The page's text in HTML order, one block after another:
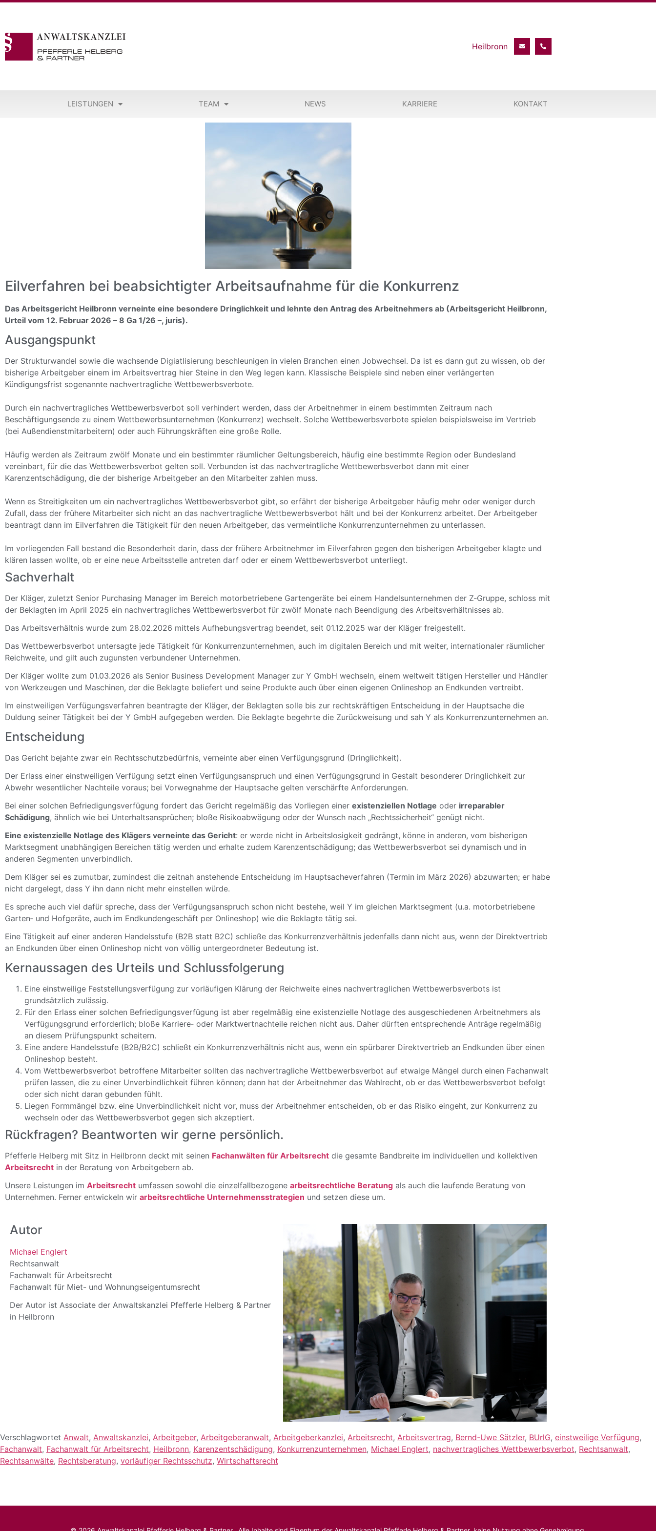
LEISTUNGEN TEAM NEWS KARRIERE KONTAKT
Eilverfahren bei beabsichtigter Arbeitsaufnahme für die Konkurrenz
Das Arbeitsgericht Heilbronn verneinte eine besondere Dringlichkeit und lehnte den Antrag des Arbeitnehmers ab (Arbeitsgericht Heilbronn,
Urteil vom 12. Februar 2026 – 8 Ga 1/26 –, juris).
Ausgangspunkt
Der Strukturwandel sowie die wachsende Digiatlisierung beschleunigen in vielen Branchen einen Jobwechsel. Da ist es dann gut zu wissen, ob der
bisherige Arbeitgeber einem im Arbeitsvertrag hier Steine in den Weg legen kann. Klassische Beispiele sind neben einer verlängerten
Kündigungsfrist sogenannte nachvertragliche Wettbewerbsverbote.
Durch ein nachvertragliches Wettbewerbsverbot soll verhindert werden, dass der Arbeitnehmer in einem bestimmten Zeitraum nach
Beschäftigungsende zu einem Wettbewerbsunternehmen (Konkurrenz) wechselt. Solche Wettbewerbsverbote spielen beispielsweise im Vertrieb
(bei Außendienstmitarbeitern) oder auch Führungskräften eine große Rolle.
Häufig werden als Zeitraum zwölf Monate und ein bestimmter räumlicher Geltungsbereich, häufig eine bestimmte Region oder Bundesland
vereinbart, für die das Wettbewerbsverbot gelten soll. Verbunden ist das nachvertragliche Wettbewerbsverbot dann mit einer
Karenzentschädigung, die der bisherige Arbeitgeber an den Mitarbeiter zahlen muss.
Wenn es Streitigkeiten um ein nachvertragliches Wettbewerbsverbot gibt, so erfährt der bisherige Arbeitgeber häufig mehr oder weniger durch
Zufall, dass der frühere Mitarbeiter sich nicht an das nachvertragliche Wettbewerbsverbot hält und bei der Konkurrenz arbeitet. Der Arbeitgeber
beantragt dann im Eilverfahren die Tätigkeit für den neuen Arbeitgeber, das vermeintliche Konkurrenzunternehmen zu unterlassen.
Im vorliegenden Fall bestand die Besonderheit darin, dass der frühere Arbeitnehmer im Eilverfahren gegen den bisherigen Arbeitgeber klagte und
klären lassen wollte, ob er eine neue Arbeitsstelle antreten darf oder er einem Wettbewerbsverbot unterliegt.
Sachverhalt
Der Kläger, zuletzt Senior Purchasing Manager im Bereich motorbetriebene Gartengeräte bei einem Handelsunternehmen der Z‑Gruppe, schloss mit
der Beklagten im April 2025 ein nachvertragliches Wettbewerbsverbot für zwölf Monate nach Beendigung des Arbeitsverhältnisses ab.
Das Arbeitsverhältnis wurde zum 28.02.2026 mittels Aufhebungsvertrag beendet, seit 01.12.2025 war der Kläger freigestellt.
Das Wettbewerbsverbot untersagte jede Tätigkeit für Konkurrenzunternehmen, auch im digitalen Bereich und mit weiter, internationaler räumlicher
Reichweite, und gilt auch zugunsten verbundener Unternehmen.
Der Kläger wollte zum 01.03.2026 als Senior Business Development Manager zur Y GmbH wechseln, einem weltweit tätigen Hersteller und Händler
von Werkzeugen und Maschinen, der die Beklagte beliefert und seine Produkte auch über einen eigenen Onlineshop an Endkunden vertreibt.
Im einstweiligen Verfügungsverfahren beantragte der Kläger, der Beklagten solle bis zur rechtskräftigen Entscheidung in der Hauptsache die
Duldung seiner Tätigkeit bei der Y GmbH aufgegeben werden. Die Beklagte begehrte die Zurückweisung und sah Y als Konkurrenzunternehmen an.
Entscheidung
Das Gericht bejahte zwar ein Rechtsschutzbedürfnis, verneinte aber einen Verfügungsgrund (Dringlichkeit).
Der Erlass einer einstweiligen Verfügung setzt einen Verfügungsanspruch und einen Verfügungsgrund in Gestalt besonderer Dringlichkeit zur
Abwehr wesentlicher Nachteile voraus; bei Vorwegnahme der Hauptsache gelten verschärfte Anforderungen.
Bei einer solchen Befriedigungsverfügung fordert das Gericht regelmäßig das Vorliegen einer existenziellen Notlage oder irreparabler
Schädigung, ähnlich wie bei Unterhaltsansprüchen; bloße Risikoabwägung oder der Wunsch nach „Rechtssicherheit“ genügt nicht.
Eine existenzielle Notlage des Klägers verneinte das Gericht: er werde nicht in Arbeitslosigkeit gedrängt, könne in anderen, vom bisherigen
Marktsegment unabhängigen Bereichen tätig werden und erhalte zudem Karenzentschädigung; das Wettbewerbsverbot sei dynamisch und in
anderen Segmenten unverbindlich.
Dem Kläger sei es zumutbar, zumindest die zeitnah anstehende Entscheidung im Hauptsacheverfahren (Termin im März 2026) abzuwarten; er habe
nicht dargelegt, dass Y ihn dann nicht mehr einstellen würde.
Es spreche auch viel dafür spreche, dass der Verfügungsanspruch schon nicht bestehe, weil Y im gleichen Marktsegment (u.a. motorbetriebene
Garten‑ und Hofgeräte, auch im Endkundengeschäft per Onlineshop) wie die Beklagte tätig sei.
Eine Tätigkeit auf einer anderen Handelsstufe (B2B statt B2C) schließe das Konkurrenzverhältnis jedenfalls dann nicht aus, wenn der Direktvertrieb
an Endkunden über einen Onlineshop nicht von völlig untergeordneter Bedeutung ist.
Kernaussagen des Urteils und Schlussfolgerung
Eine einstweilige Feststellungsverfügung zur vorläufigen Klärung der Reichweite eines nachvertraglichen Wettbewerbsverbots ist
grundsätzlich zulässig.
Für den Erlass einer solchen Befriedigungsverfügung ist aber regelmäßig eine existenzielle Notlage des ausgeschiedenen Arbeitnehmers als
Verfügungsgrund erforderlich; bloße Karriere‑ oder Marktwertnachteile reichen nicht aus. Daher dürften entsprechende Anträge regelmäßig
an diesem Prüfungspunkt scheitern.
Eine andere Handelsstufe (B2B/B2C) schließt ein Konkurrenzverhältnis nicht aus, wenn ein spürbarer Direktvertrieb an Endkunden über einen
Onlineshop besteht.
Vom Wettbewerbsverbot betroffene Mitarbeiter sollten das nachvertragliche Wettbewerbsverbot auf etwaige Mängel durch einen Fachanwalt
prüfen lassen, die zu einer Unverbindlichkeit führen können; dann hat der Arbeitnehmer das Wahlrecht, ob er das Wettbewerbsverbot befolgt
oder sich nicht daran gebunden fühlt.
Liegen Formmängel bzw. eine Unverbindlichkeit nicht vor, muss der Arbeitnehmer entscheiden, ob er das Risiko eingeht, zur Konkurrenz zu
wechseln oder das Wettbewerbsverbot gegen sich akzeptiert.
Rückfragen? Beantworten wir gerne persönlich.
Pfefferle Helberg mit Sitz in Heilbronn deckt mit seinen Fachanwälten für Arbeitsrecht die gesamte Bandbreite im individuellen und kollektiven
Arbeitsrecht in der Beratung von Arbeitgebern ab.
Unsere Leistungen im Arbeitsrecht umfassen sowohl die einzelfallbezogene arbeitsrechtliche Beratung als auch die laufende Beratung von
Unternehmen. Ferner entwickeln wir arbeitsrechtliche Unternehmensstrategien und setzen diese um.
Autor
Michael Englert
Rechtsanwalt
Fachanwalt für Arbeitsrecht
Fachanwalt für Miet- und Wohnungseigentumsrecht
Der Autor ist Associate der Anwaltskanzlei Pfefferle Helberg & Partner
in Heilbronn
Verschlagwortet Anwalt, Anwaltskanzlei, Arbeitgeber, Arbeitgeberanwalt, Arbeitgeberkanzlei, Arbeitsrecht, Arbeitsvertrag, Bernd-Uwe Sätzler, BUrlG, einstweilige Verfügung,
Fachanwalt, Fachanwalt für Arbeitsrecht, Heilbronn, Karenzentschädigung, Konkurrenzunternehmen, Michael Englert, nachvertragliches Wettbewerbsverbot, Rechtsanwalt,
Rechtsanwälte, Rechtsberatung, vorläufiger Rechtsschutz, Wirtschaftsrecht